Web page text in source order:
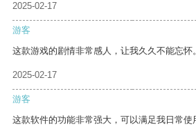
2025-02-17
游客
这款游戏的剧情非常感人，让我久久不能忘怀。
2025-02-17
游客
这款软件的功能非常强大，可以满足我日常使